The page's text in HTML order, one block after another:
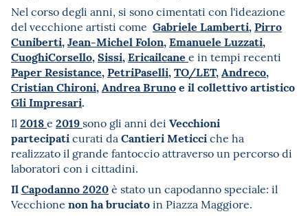
Nel corso degli anni, si sono cimentati con l'ideazione
del vecchione artisti come Gabriele Lamberti,Pirro
Cuniberti,Jean-Michel Folon,Emanuele Luzzati,
CuoghiCorsello,Sissi,Ericailcane e in tempi recenti
Paper Resistance,PetriPaselli,TO/LET,Andreco,
Cristian Chironi,Andrea Brunoe il collettivo artistico
Gli Impresari.
Il 2018e 2019sono gli anni dei Vecchioni
partecipaticurati da Cantieri Meticciche ha
realizzato il grande fantoccio attraverso un percorso di
laboratori con i cittadini.
IlCapodanno 2020è stato un capodanno speciale: il
Vecchione non ha bruciatoin Piazza Maggiore.